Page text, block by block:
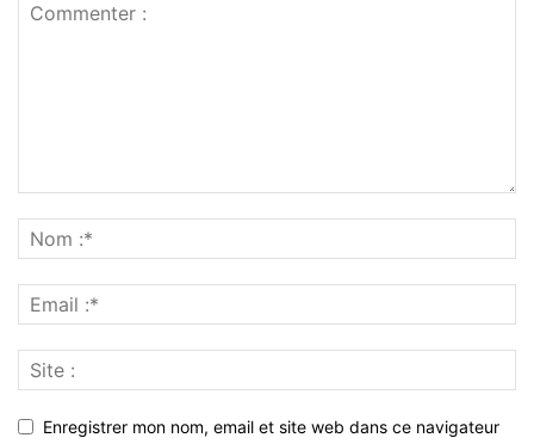
Enregistrer mon nom, email et site web dans ce navigateur